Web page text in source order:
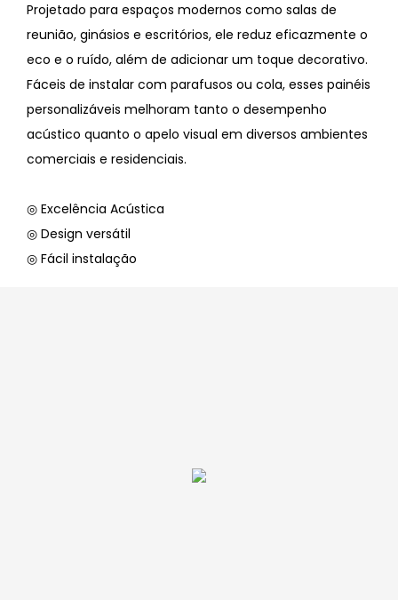
Projetado para espaços modernos como salas de
reunião, ginásios e escritórios, ele reduz eficazmente o
eco e o ruído, além de adicionar um toque decorativo.
Fáceis de instalar com parafusos ou cola, esses painéis
personalizáveis ​​melhoram tanto o desempenho
acústico quanto o apelo visual em diversos ambientes
comerciais e residenciais.
◎ Excelência Acústica
◎ Design versátil
◎ Fácil instalação